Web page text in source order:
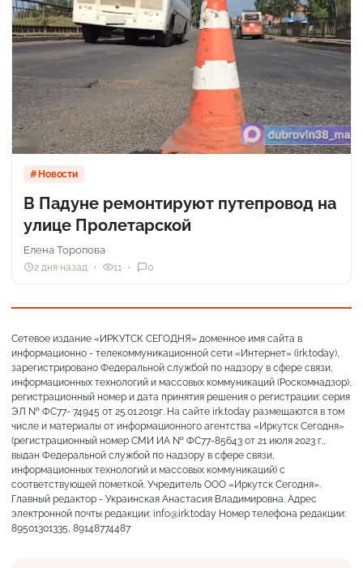
Новости
В Падуне ремонтируют путепровод на
улице Пролетарской
Елена Торопова
2 дня назад 11 0
Сетевое издание «ИРКУТСК СЕГОДНЯ» доменное имя сайта в
информационно - телекоммуникационной сети «Интернет» (irk.today),
зарегистрировано Федеральной службой по надзору в сфере связи,
информационных технологий и массовых коммуникаций (Роскомнадзор),
регистрационный номер и дата принятия решения о регистрации: серия
ЭЛ № ФС77- 74945 от 25.01.2019г. На сайте irk.today размещаются в том
числе и материалы от информационного агентства «Иркутск Сегодня»
(регистрационный номер СМИ ИА № ФС77-85643 от 21 июля 2023 г.,
выдан Федеральной службой по надзору в сфере связи,
информационных технологий и массовых коммуникаций) с
соответствующей пометкой. Учредитель ООО «Иркутск Сегодня».
Главный редактор - Украинская Анастасия Владимировна. Адрес
электронной почты редакции: info@irk.today Номер телефона редакции:
89501301335, 89148774487